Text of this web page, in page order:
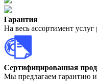
Гарантия
На весь ассортимент услуг
Сертифицированная
Мы предлагаем гарантию и